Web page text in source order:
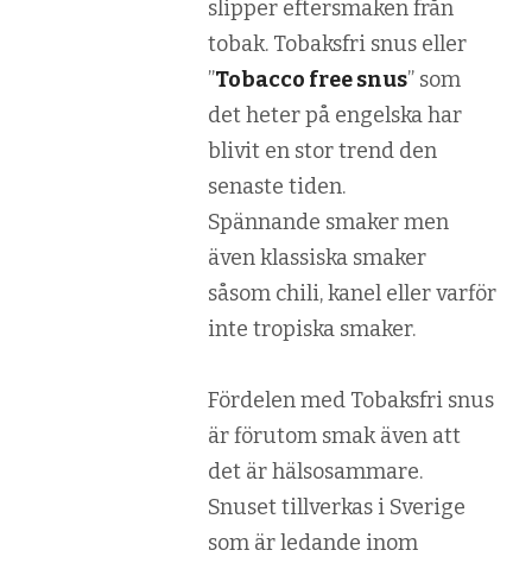
slipper eftersmaken från
tobak. Tobaksfri snus eller
”Tobacco free snus” som
det heter på engelska har
blivit en stor trend den
senaste tiden.
Spännande smaker men
även klassiska smaker
såsom chili, kanel eller varför
inte tropiska smaker.
Fördelen med Tobaksfri snus
är förutom smak även att
det är hälsosammare.
Snuset tillverkas i Sverige
som är ledande inom